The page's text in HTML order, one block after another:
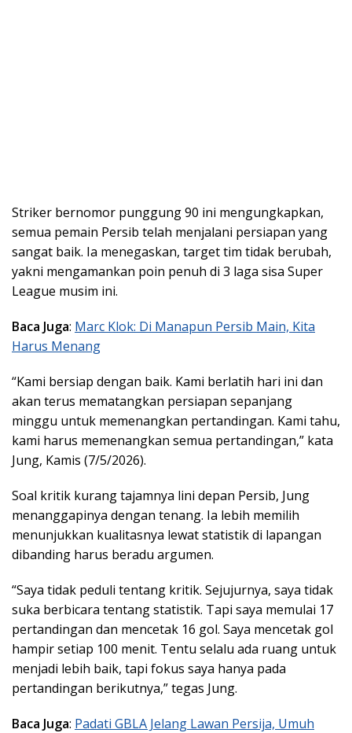
Striker bernomor punggung 90 ini mengungkapkan,
semua pemain Persib telah menjalani persiapan yang
sangat baik. Ia menegaskan, target tim tidak berubah,
yakni mengamankan poin penuh di 3 laga sisa Super
League musim ini.
Baca Juga: Marc Klok: Di Manapun Persib Main, Kita
Harus Menang
“Kami bersiap dengan baik. Kami berlatih hari ini dan
akan terus mematangkan persiapan sepanjang
minggu untuk memenangkan pertandingan. Kami tahu,
kami harus memenangkan semua pertandingan,” kata
Jung, Kamis (7/5/2026).
Soal kritik kurang tajamnya lini depan Persib, Jung
menanggapinya dengan tenang. Ia lebih memilih
menunjukkan kualitasnya lewat statistik di lapangan
dibanding harus beradu argumen.
“Saya tidak peduli tentang kritik. Sejujurnya, saya tidak
suka berbicara tentang statistik. Tapi saya memulai 17
pertandingan dan mencetak 16 gol. Saya mencetak gol
hampir setiap 100 menit. Tentu selalu ada ruang untuk
menjadi lebih baik, tapi fokus saya hanya pada
pertandingan berikutnya,” tegas Jung.
Baca Juga: Padati GBLA Jelang Lawan Persija, Umuh